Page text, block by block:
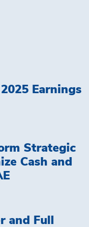
Earnings
Strategic
Cash and
and Full